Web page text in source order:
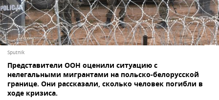
Sputnik
Представители ООН оценили ситуацию с
нелегальными мигрантами на польско-белорусской
границе. Они рассказали, сколько человек погибли в
ходе кризиса.